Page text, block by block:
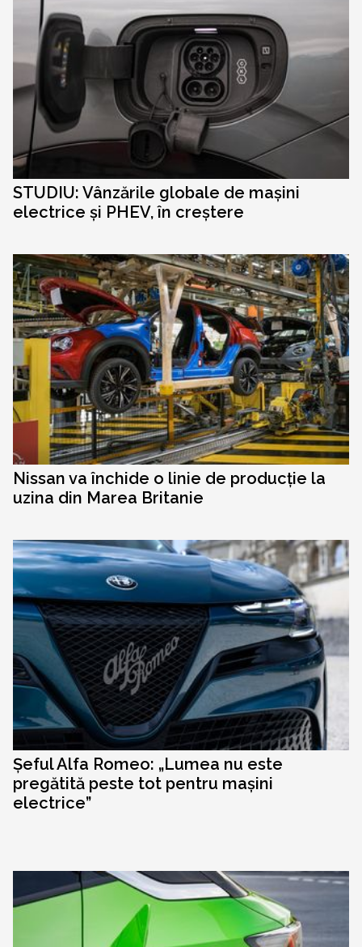
STUDIU: Vânzările globale de mașini
electrice și PHEV, în creștere
Nissan va închide o linie de producție la
uzina din Marea Britanie
Șeful Alfa Romeo: „Lumea nu este
pregătită peste tot pentru mașini
electrice”